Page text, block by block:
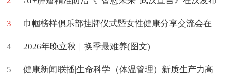
3 巾帼榜样俱乐部挂牌仪式暨女性健康分享交流会在
京举办
4 2026年晚立秋｜换季最难养(图文)
5 健康新闻联播|生命科学（体温管理）新质生产力高